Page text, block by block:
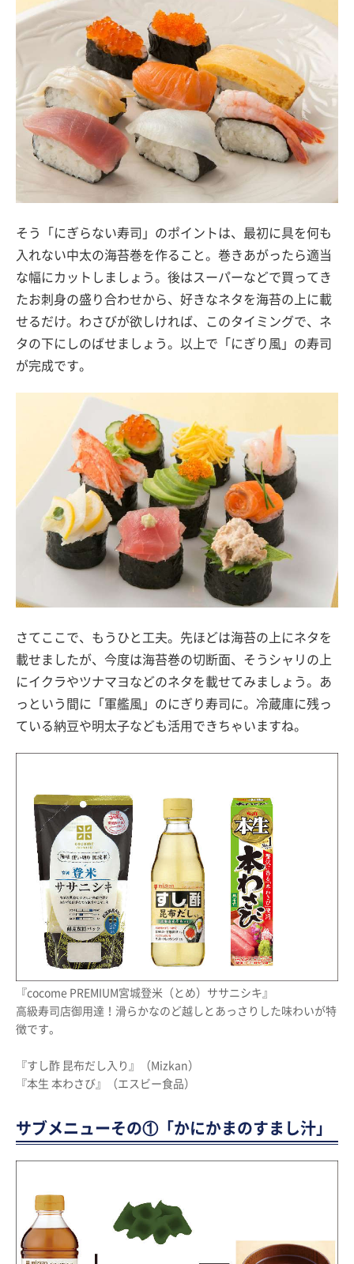
そう「にぎらない寿司」のポイントは、最初に具を何も
入れない中太の海苔巻を作ること。巻きあがったら適当
な幅にカットしましょう。後はスーパーなどで買ってき
たお刺身の盛り合わせから、好きなネタを海苔の上に載
せるだけ。わさびが欲しければ、このタイミングで、ネ
タの下にしのばせましょう。以上で「にぎり風」の寿司
が完成です。
さてここで、もうひと工夫。先ほどは海苔の上にネタを
載せましたが、今度は海苔巻の切断面、そうシャリの上
にイクラやツナマヨなどのネタを載せてみましょう。あ
っという間に「軍艦風」のにぎり寿司に。冷蔵庫に残っ
ている納豆や明太子なども活用できちゃいますね。
『cocome PREMIUM宮城登米（とめ）ササニシキ』
高級寿司店御用達！滑らかなのど越しとあっさりした味わいが特
徴です。
『すし酢 昆布だし入り』（Mizkan）
『本生 本わさび』（エスビー食品）
サブメニューその①「かにかまのすまし汁」